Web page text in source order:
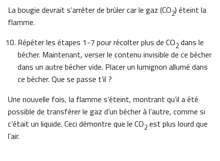
La bougie devrait s’arrêter de brûler car le gaz (CO2) éteint la
flamme.
Répéter les étapes 1-7 pour récolter plus de CO2 dans le
bécher. Maintenant, verser le contenu invisible de ce bécher
dans un autre bécher vide. Placer un lumignon allumé dans
ce bécher. Que se passe t’il ?
Une nouvelle fois, la flamme s’éteint, montrant qu’il a été
possible de transférer le gaz d’un bécher à l’autre, comme si
c’était un liquide. Ceci démontre que le CO2 est plus lourd que
l’air.